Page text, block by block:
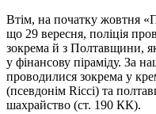
Втім, на початку жовтня
що 29 вересня, поліція
зокрема й з Полтавщини,
у фінансову піраміду. За
проводилися зокрема у
(псевдонім Ricci) та
шахрайство (ст. 190 КК).